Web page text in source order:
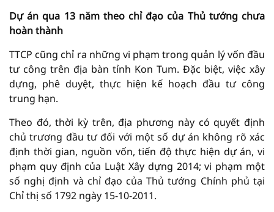
Dự án qua 13 năm theo chỉ đạo của Thủ tướng chưa
hoàn thành
TTCP cũng chỉ ra những vi phạm trong quản lý vốn đầu
tư công trên địa bàn tỉnh Kon Tum. Đặc biệt, việc xây
dựng, phê duyệt, thực hiện kế hoạch đầu tư công
trung hạn.
Theo đó, thời kỳ trên, địa phương này có quyết định
chủ trương đầu tư đối với một số dự án không rõ xác
định thời gian, nguồn vốn, tiến độ thực hiện dự án, vi
phạm quy định của Luật Xây dựng 2014; vi phạm một
số nghị định và chỉ đạo của Thủ tướng Chính phủ tại
Chỉ thị số 1792 ngày 15-10-2011.